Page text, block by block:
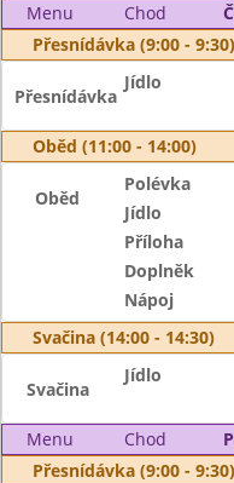
Menu Chod
Přesnídávka (9:00 - 9:30)
Přesnídávka
Jídlo
Oběd (11:00 - 14:00)
Oběd
Polévka
Jídlo
Příloha
Doplněk
Nápoj
Svačina (14:00 - 14:30)
Svačina
Jídlo
Menu Chod
Přesnídávka (9:00 - 9:30)